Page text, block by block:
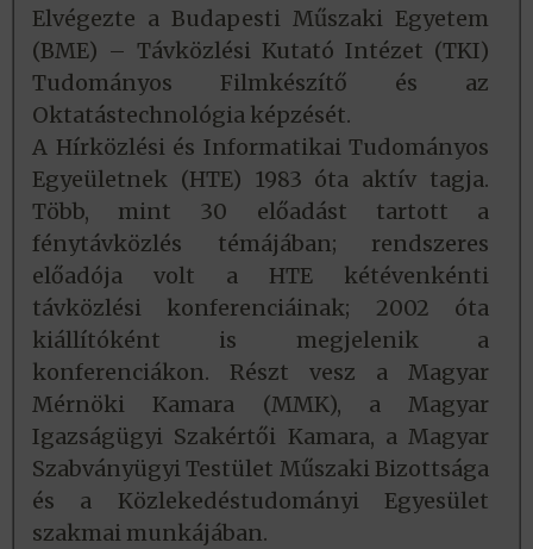
Elvégezte a Budapesti Műszaki Egyetem
(BME) – Távközlési Kutató Intézet (TKI)
Tudományos Filmkészítő és az
Oktatástechnológia képzését.
A Hírközlési és Informatikai Tudományos
Egyeületnek (HTE) 1983 óta aktív tagja.
Több, mint 30 előadást tartott a
fénytávközlés témájában; rendszeres
előadója volt a HTE kétévenkénti
távközlési konferenciáinak; 2002 óta
kiállítóként is megjelenik a
konferenciákon. Részt vesz a Magyar
Mérnöki Kamara (MMK), a Magyar
Igazságügyi Szakértői Kamara, a Magyar
Szabványügyi Testület Műszaki Bizottsága
és a Közlekedéstudományi Egyesület
szakmai munkájában.